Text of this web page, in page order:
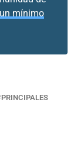
mínimo
PRINCIPALES